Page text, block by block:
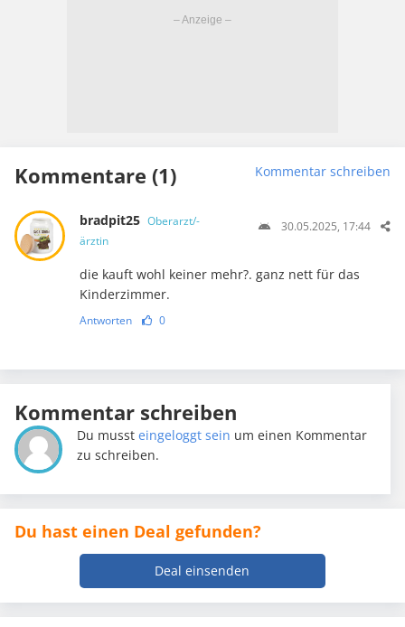
Kommentare (1) Kommentar schreiben
bradpit25 Oberarzt/-
ärztin
30.05.2025, 17:44
die kauft wohl keiner mehr?. ganz nett für das
Kinderzimmer.
Antworten 0
Kommentar schreiben
Du mussteingeloggt sein um einen Kommentar
zu schreiben.
Du hast einen Deal gefunden?
Deal einsenden